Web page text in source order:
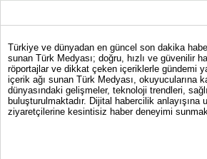
Türkiye ve dünyadan en güncel son dakika
sunan Türk Medyası; doğru, hızlı ve güvenilir
röportajlar ve dikkat çeken içeriklerle gündemi
içerik ağı sunan Türk Medyası, okuyucularına
dünyasındaki gelişmeler, teknoloji trendleri,
buluşturulmaktadır. Dijital habercilik
ziyaretçilerine kesintisiz haber deneyimi